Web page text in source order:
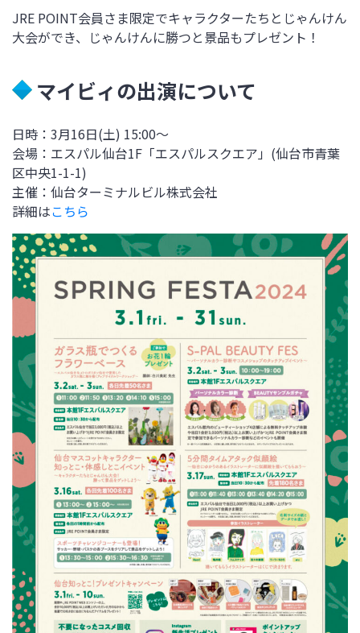
JRE POINT会員さま限定でキャラクターたちとじゃんけん
大会ができ、じゃんけんに勝つと景品もプレゼント！
マイビィの出演について
日時：3月16日(土) 15:00～
会場：エスパル仙台1F「エスパルスクエア」(仙台市青葉
区中央1-1-1)
主催：仙台ターミナルビル株式会社
詳細はこちら